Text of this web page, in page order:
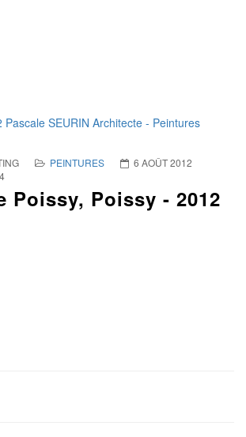
PEINTURES
6 AOÛT 2012
Poissy, Poissy - 2012